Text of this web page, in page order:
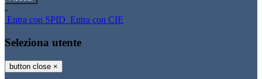
-
Entra con SPID Entra con CIE
Seleziona utente
button close ×